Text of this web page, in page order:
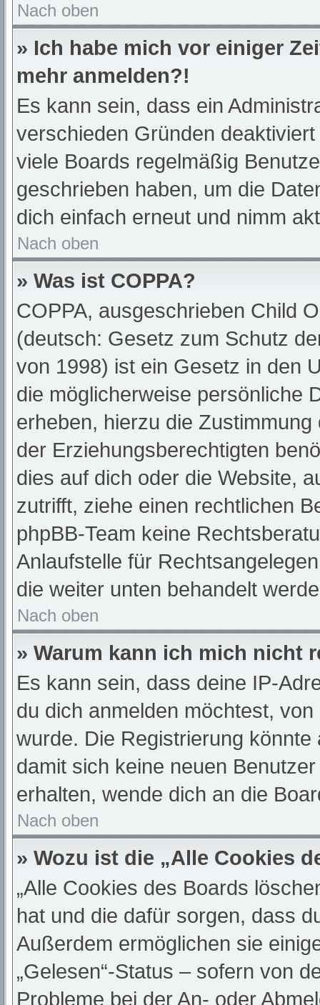
Nach oben
» Ich habe mich vor einiger
mehr anmelden?!
Es kann sein, dass ein
verschieden Gründen
viele Boards regelmäßig
geschrieben haben, um die
dich einfach erneut und nimm
Nach oben
» Was ist COPPA?
COPPA, ausgeschrieben Child
(deutsch: Gesetz zum Schutz
von 1998) ist ein Gesetz in den
die möglicherweise persönliche
erheben, hierzu die
der Erziehungsberechtigten
dies auf dich oder die Website,
zutrifft, ziehe einen rechtlichen
phpBB-Team keine
Anlaufstelle für
die weiter unten behandelt
Nach oben
» Warum kann ich mich nicht
Es kann sein, dass deine IP-
du dich anmelden möchtest,
wurde. Die Registrierung
damit sich keine neuen
erhalten, wende dich an die
Nach oben
» Wozu ist die „Alle Cookies
„Alle Cookies des Boards
hat und die dafür sorgen, dass
Außerdem ermöglichen sie
„Gelesen“-Status – sofern von
Probleme bei der An- oder